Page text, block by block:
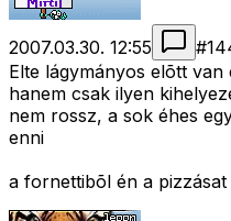
2007.03.30. 12:55 #
Elte lágymányos elõtt van
hanem csak ilyen
nem rossz, a sok éhes
enni
a fornettibõl én a